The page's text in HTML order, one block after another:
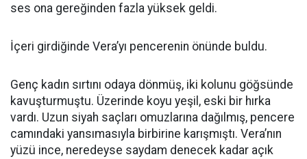
ses ona gereğinden fazla yüksek geldi.
İçeri girdiğinde Vera’yı pencerenin önünde buldu.
Genç kadın sırtını odaya dönmüş, iki kolunu göğsünde
kavuşturmuştu. Üzerinde koyu yeşil, eski bir hırka
vardı. Uzun siyah saçları omuzlarına dağılmış, pencere
camındaki yansımasıyla birbirine karışmıştı. Vera’nın
yüzü ince, neredeyse saydam denecek kadar açık